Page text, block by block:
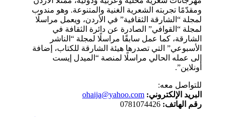
ومقدّمًا تجربته الشعرية الغنية والمتنوعة. وهو مندوب
لمجلة “الشارقة الثقافية” في الأردن، ويعمل مراسلًا
لمجلة “القوافي” الصادرة عن دائرة الثقافة في
الشارقة، كما عمل سابقًا مراسلًا لمجلة “الناشر
الأسبوعي” التي تصدرها هيئة الشارقة للكتاب، إضافة
إلى عمله الحالي مراسلًا لمنصة “الميدل إيست
أونلاين”.
للتواصل معه:
البريد الإلكتروني: ohaija@yahoo.com
رقم الهاتف: